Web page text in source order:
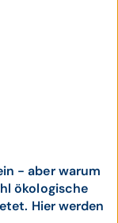
- aber warum
ökologische
Hier werden